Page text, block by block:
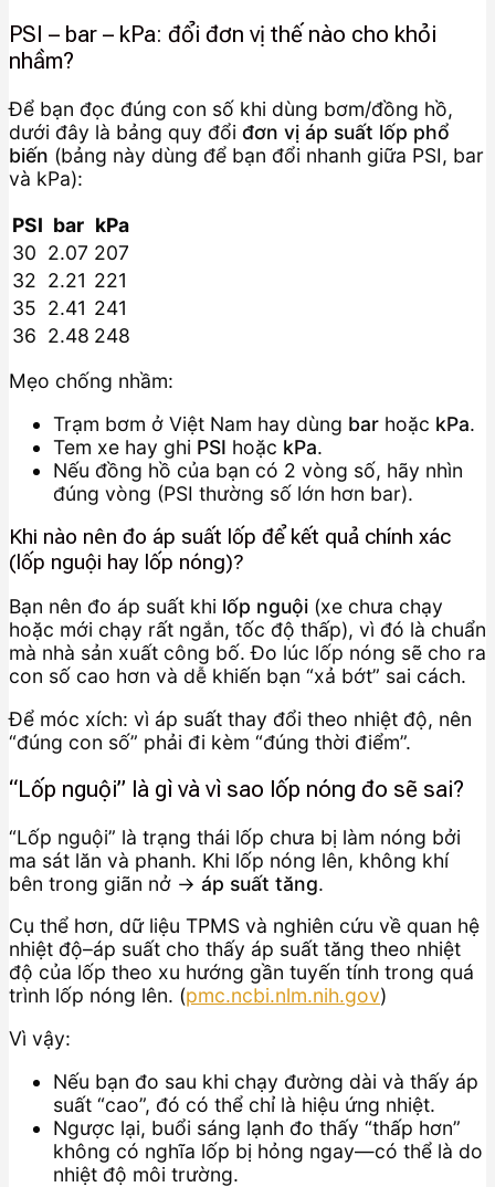
PSI – bar – kPa: đổi đơn vị thế nào cho khỏi
nhầm?
Để bạn đọc đúng con số khi dùng bơm/đồng hồ,
dưới đây là bảng quy đổi đơn vị áp suất lốp phổ
biến (bảng này dùng để bạn đổi nhanh giữa PSI, bar
và kPa):
PSI bar kPa
30 2.07 207
32 2.21 221
35 2.41 241
36 2.48 248
Mẹo chống nhầm:
Trạm bơm ở Việt Nam hay dùng bar hoặc kPa.
Tem xe hay ghi PSI hoặc kPa.
Nếu đồng hồ của bạn có 2 vòng số, hãy nhìn
đúng vòng (PSI thường số lớn hơn bar).
Khi nào nên đo áp suất lốp để kết quả chính xác
(lốp nguội hay lốp nóng)?
Bạn nên đo áp suất khi lốp nguội (xe chưa chạy
hoặc mới chạy rất ngắn, tốc độ thấp), vì đó là chuẩn
mà nhà sản xuất công bố. Đo lúc lốp nóng sẽ cho ra
con số cao hơn và dễ khiến bạn “xả bớt” sai cách.
Để móc xích: vì áp suất thay đổi theo nhiệt độ, nên
“đúng con số” phải đi kèm “đúng thời điểm”.
“Lốp nguội” là gì và vì sao lốp nóng đo sẽ sai?
“Lốp nguội” là trạng thái lốp chưa bị làm nóng bởi
ma sát lăn và phanh. Khi lốp nóng lên, không khí
bên trong giãn nở → áp suất tăng.
Cụ thể hơn, dữ liệu TPMS và nghiên cứu về quan hệ
nhiệt độ–áp suất cho thấy áp suất tăng theo nhiệt
độ của lốp theo xu hướng gần tuyến tính trong quá
trình lốp nóng lên. (pmc.ncbi.nlm.nih.gov)
Vì vậy:
Nếu bạn đo sau khi chạy đường dài và thấy áp
suất “cao”, đó có thể chỉ là hiệu ứng nhiệt.
Ngược lại, buổi sáng lạnh đo thấy “thấp hơn”
không có nghĩa lốp bị hỏng ngay—có thể là do
nhiệt độ môi trường.